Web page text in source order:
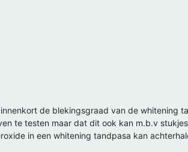
de blekingsgraad van de whitening
te testen maar dat dit ook kan m.b.v
in een whitening tandpasa kan